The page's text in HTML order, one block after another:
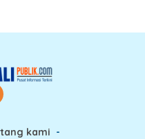
kami